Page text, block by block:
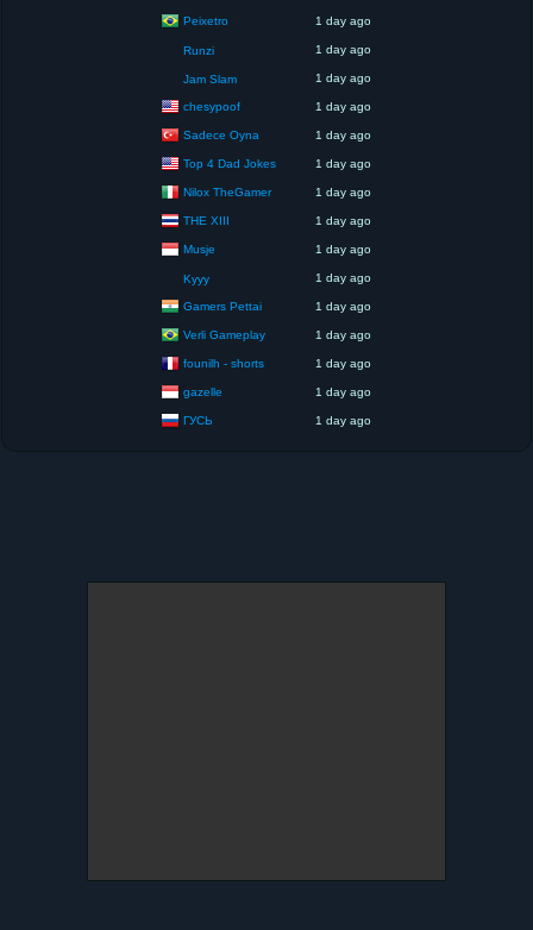
Peixetro 1 day ago
Runzi 1 day ago
Jam Slam 1 day ago
chesypoof 1 day ago
Sadece Oyna 1 day ago
Top 4 Dad Jokes 1 day ago
Nilox TheGamer 1 day ago
THE XIII 1 day ago
Musje 1 day ago
Kyyy 1 day ago
Gamers Pettai 1 day ago
Verli Gameplay 1 day ago
founilh - shorts 1 day ago
gazelle 1 day ago
ГУСЬ 1 day ago